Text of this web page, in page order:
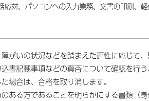
応対、パソコンへの入力業務、文書の印刷、
障がいの状況などを踏まえた適性に応じて、
込書記載事項などの真否について確認を行
場合は、合格を取り消します。
のある方であることを明らかにする書類（